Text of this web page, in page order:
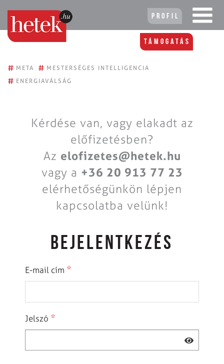
Profil
Támogatás
# META # MESTERSÉGES INTELLIGENCIA
# ENERGIAVÁLSÁG
Kérdése van, vagy elakadt az
előfizetésben?
Az elofizetes@hetek.hu
vagy a +36 20 913 77 23
elérhetőségünkön lépjen
kapcsolatba velünk!
BEJELENTKEZÉS
E-mail cím *
Jelszó *